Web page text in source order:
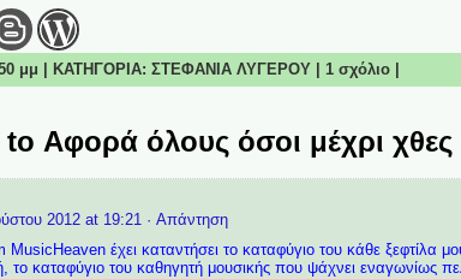
μμ | ΚΑΤΗΓΟΡΙΑ: ΣΤΕΦΑΝΙΑ ΛΥΓΕΡΟΥ| 1 σχόλιο|
Αφορά όλους όσοι μέχρι χθες
2012 at 19:21 · Απάντηση
MusicHeaven έχει καταντήσει το καταφύγιο του κάθε ξεφτίλα
το καταφύγιο του καθηγητή μουσικής που ψάχνει εναγωνίως